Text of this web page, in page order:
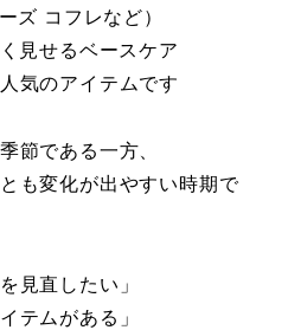
ズ コフレなど）
見せるベースケア
気のアイテムです
節である一方、
も変化が出やすい時期で
見直したい」
テムがある」